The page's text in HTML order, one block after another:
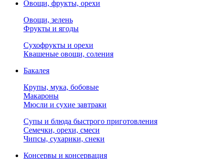
Овощи, фрукты, орехи
Овощи, зелень
Фрукты и ягоды
Сухофрукты и орехи
Квашеные овощи, соления
Бакалея
Крупы, мука, бобовые
Макароны
Мюсли и сухие завтраки
Супы и блюда быстрого приготовления
Семечки, орехи, смеси
Чипсы, сухарики, снеки
Консервы и консервация